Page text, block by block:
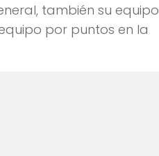
también su equipo
por puntos en la